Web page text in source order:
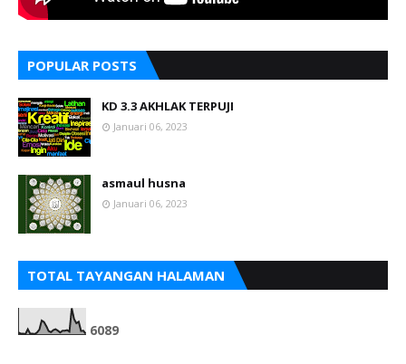
POPULAR POSTS
KD 3.3 AKHLAK TERPUJI
Januari 06, 2023
asmaul husna
Januari 06, 2023
TOTAL TAYANGAN HALAMAN
6089